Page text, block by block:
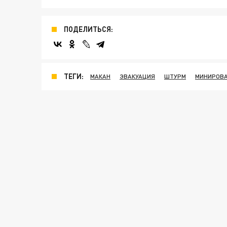
ПОДЕЛИТЬСЯ:
ТЕГИ: МАКАН ЭВАКУАЦИЯ ШТУРМ